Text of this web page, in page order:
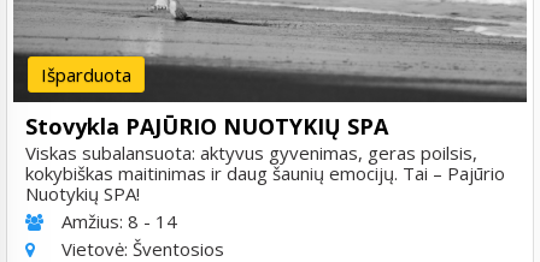
Išparduota
Stovykla PAJŪRIO NUOTYKIŲ SPA
Viskas subalansuota: aktyvus gyvenimas, geras poilsis,
kokybiškas maitinimas ir daug šaunių emocijų. Tai – Pajūrio
Nuotykių SPA!
Amžius: 8 - 14
Vietovė: Šventosios